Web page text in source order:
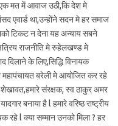
मत में आवाज उठी,कि देश मे
एवार्ड था,उन्होंने सदन मे हर समाज
टिकट न देना यह अन्याय सबने
राजनीति मे रुहेलखण्ड मे
के लिए,सिद्धि विनायक
बरेली मे आयोजित कर रहे
शेखावत,हमारे संरक्षक, स्व ठाकुर अमर
बनाया है l हमारे वरिष्ठ राष्ट्रीय
रहे l क्या सम्मान उनको मिला ? हर